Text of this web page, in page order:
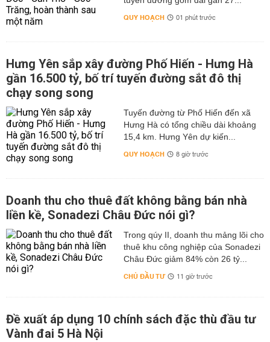
QUY HOẠCH 01 phút trước
Hưng Yên sắp xây đường Phố Hiến - Hưng Hà
gần 16.500 tỷ, bố trí tuyến đường sắt đô thị
chạy song song
Tuyến đường từ Phố Hiến đến xã
Hưng Hà có tổng chiều dài khoảng
15,4 km. Hưng Yên dự kiến...
QUY HOẠCH 8 giờ trước
Doanh thu cho thuê đất không bằng bán nhà
liền kề, Sonadezi Châu Đức nói gì?
Trong qúy II, doanh thu mảng lõi cho
thuê khu công nghiệp của Sonadezi
Châu Đức giảm 84% còn 26 tỷ...
CHỦ ĐẦU TƯ 11 giờ trước
Đề xuất áp dụng 10 chính sách đặc thù đầu tư
Vành đai 5 Hà Nội